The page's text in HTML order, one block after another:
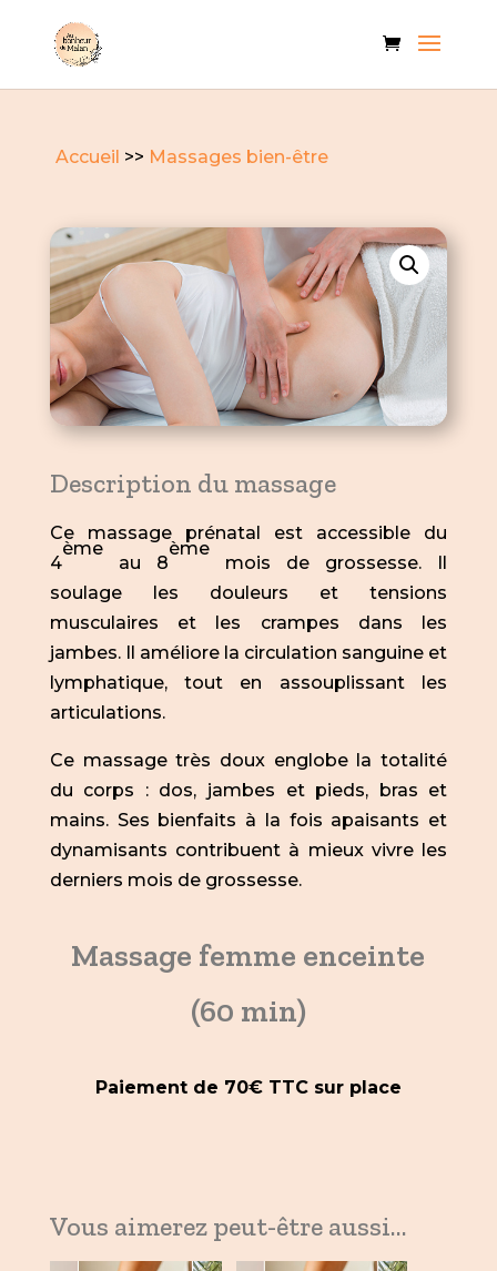
Accueil >> Massages bien-être
Description du massage
Ce massage prénatal est accessible du
4
ème
au 8
ème
mois de grossesse. Il
soulage les douleurs et tensions
musculaires et les crampes dans les
jambes. Il améliore la circulation sanguine et
lymphatique, tout en assouplissant les
articulations.
Ce massage très doux englobe la totalité
du corps : dos, jambes et pieds, bras et
mains. Ses bienfaits à la fois apaisants et
dynamisants contribuent à mieux vivre les
derniers mois de grossesse.
Massage femme enceinte
(60 min)
Paiement de 70€ TTC sur place
Vous aimerez peut-être aussi…